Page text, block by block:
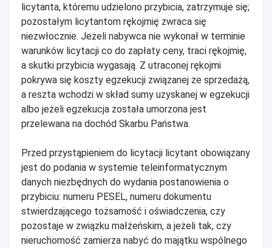
licytanta, któremu udzielono przybicia, zatrzymuje się;
pozostałym licytantom rękojmię zwraca się
niezwłocznie. Jeżeli nabywca nie wykonał w terminie
warunków licytacji co do zapłaty ceny, traci rękojmię,
a skutki przybicia wygasają. Z utraconej rękojmi
pokrywa się koszty egzekucji związanej ze sprzedażą,
a reszta wchodzi w skład sumy uzyskanej w egzekucji
albo jeżeli egzekucja została umorzona jest
przelewana na dochód Skarbu Państwa.
Przed przystąpieniem do licytacji licytant obowiązany
jest do podania w systemie teleinformatycznym
danych niezbędnych do wydania postanowienia o
przybiciu: numeru PESEL, numeru dokumentu
stwierdzającego tożsamość i oświadczenia, czy
pozostaje w związku małżeńskim, a jeżeli tak, czy
nieruchomość zamierza nabyć do majątku wspólnego